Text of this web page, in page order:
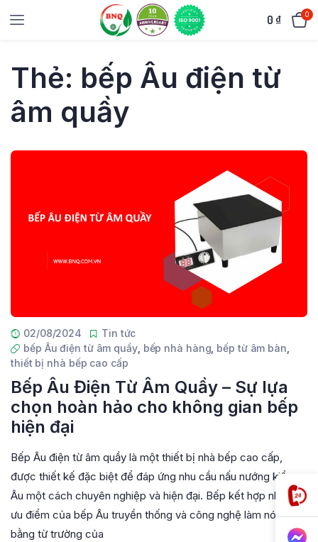
0 ₫ 0
Thẻ: bếp Âu điện từ
âm quầy
02/08/2024
Tin tức
bếp Âu điện từ âm quầy, bếp nhà hàng bếp từ âm bàn
thiết bị nhà bếp cao cấp
Bếp Âu Điện Từ Âm Quầy – Sự lựa
chọn hoàn hảo cho không gian bếp
hiện đại
Bếp Âu điện từ âm quầy là một thiết bị nhà bếp cao cấp,
được thiết kế đặc biệt để đáp ứng nhu cầu nấu nướng kiểu
Âu một cách chuyên nghiệp và hiện đại. Bếp kết hợp những
ưu điểm của bếp Âu truyền thống và công nghệ làm nóng
bằng từ trường của